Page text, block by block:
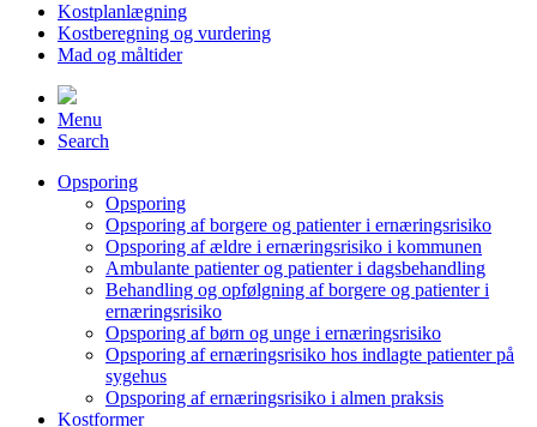
Kostplanlægning
Kostberegning og vurdering
Mad og måltider
Menu
Search
Opsporing
Opsporing
Opsporing af borgere og patienter i ernæringsrisiko
Opsporing af ældre i ernæringsrisiko i kommunen
Ambulante patienter og patienter i dagsbehandling
Behandling og opfølgning af borgere og patienter i
ernæringsrisiko
Opsporing af børn og unge i ernæringsrisiko
Opsporing af ernæringsrisiko hos indlagte patienter på
sygehus
Opsporing af ernæringsrisiko i almen praksis
Kostformer